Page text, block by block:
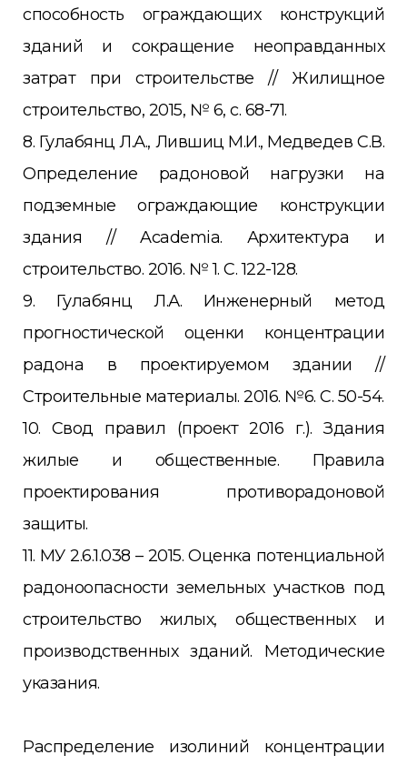
способность ограждающих конструкций
зданий и сокращение неоправданных
затрат при строительстве // Жилищное
строительство, 2015, № 6, с. 68-71.
8. Гулабянц Л.А., Лившиц М.И., Медведев С.В.
Определение радоновой нагрузки на
подземные ограждающие конструкции
здания // Academia. Архитектура и
строительство. 2016. № 1. С. 122-128.
9. Гулабянц Л.А. Инженерный метод
прогностической оценки концентрации
радона в проектируемом здании //
Строительные материалы. 2016. №6. С. 50-54.
10. Свод правил (проект 2016 г.). Здания
жилые и общественные. Правила
проектирования противорадоновой
защиты.
11. МУ 2.6.1.038 – 2015. Оценка потенциальной
радоноопасности земельных участков под
строительство жилых, общественных и
производственных зданий. Методические
указания.
Распределение изолиний концентрации